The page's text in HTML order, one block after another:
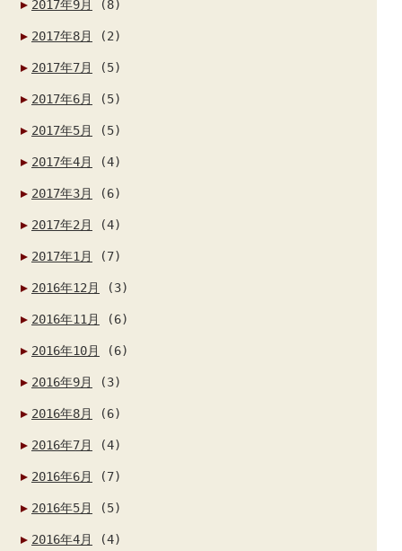
2017年9月 (8)
2017年8月 (2)
2017年7月 (5)
2017年6月 (5)
2017年5月 (5)
2017年4月 (4)
2017年3月 (6)
2017年2月 (4)
2017年1月 (7)
2016年12月 (3)
2016年11月 (6)
2016年10月 (6)
2016年9月 (3)
2016年8月 (6)
2016年7月 (4)
2016年6月 (7)
2016年5月 (5)
2016年4月 (4)